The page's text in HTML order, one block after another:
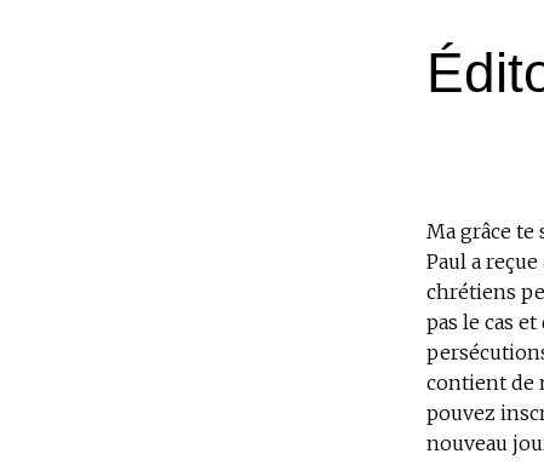
Ma grâce te
Paul a
chrétiens
pas le cas
contient de
pouvez
nouveau